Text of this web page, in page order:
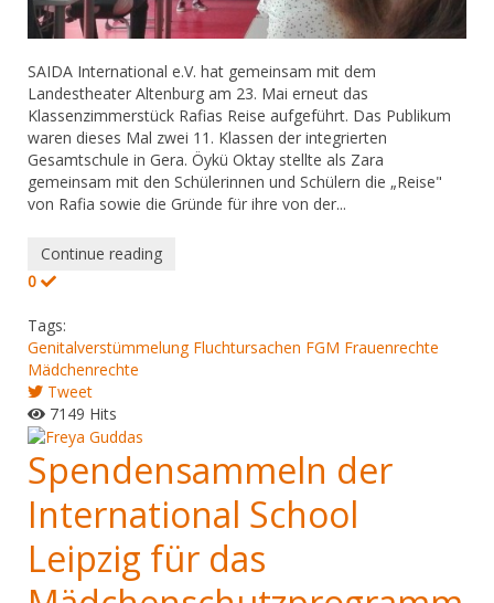
SAIDA International e.V. hat gemeinsam mit dem
Landestheater Altenburg am 23. Mai erneut das
Klassenzimmerstück Rafias Reise aufgeführt. Das Publikum
waren dieses Mal zwei 11. Klassen der integrierten
Gesamtschule in Gera. Öykü Oktay stellte als Zara
gemeinsam mit den Schülerinnen und Schülern die „Reise"
von Rafia sowie die Gründe für ihre von der...
Continue reading
0
Tags:
Genitalverstümmelung Fluchtursachen FGM Frauenrechte
Mädchenrechte
Tweet
7149 Hits
Spendensammeln der
International School
Leipzig für das